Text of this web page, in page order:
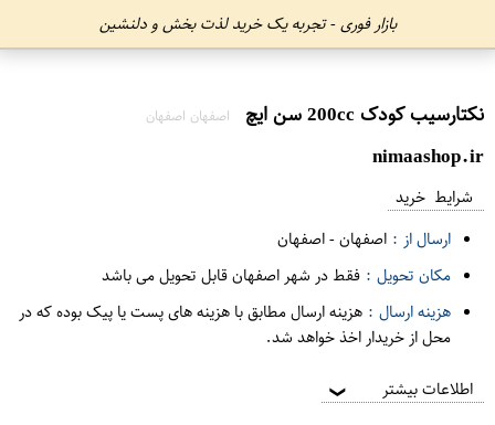
بازار فوری - تجربه یک خرید لذت بخش و دلنشین
نکتارسیب کودک 200cc سن ايچ اصفهان اصفهان
nimaashop.ir
شرایط خرید
ارسال از : اصفهان-اصفهان
مکان تحویل : فقط در شهر اصفهان قابل تحویل می باشد
هزینه ارسال : هزینه ارسال مطابق با هزینه های پست یا پیک بوده که در
محل از خریدار اخذ خواهد شد.
اطلاعات بیشتر ❯